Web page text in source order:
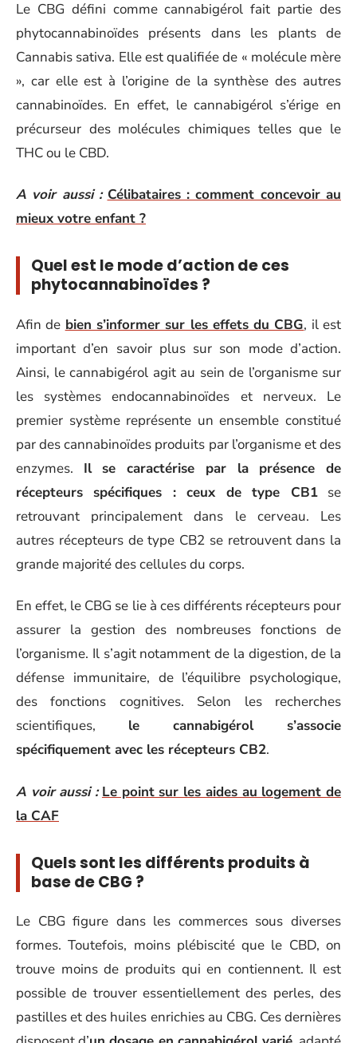
Le CBG défini comme cannabigérol fait partie des
phytocannabinoïdes présents dans les plants de
Cannabis sativa. Elle est qualifiée de « molécule mère
», car elle est à l’origine de la synthèse des autres
cannabinoïdes. En effet, le cannabigérol s’érige en
précurseur des molécules chimiques telles que le
THC ou le CBD.
A voir aussi : Célibataires : comment concevoir au
mieux votre enfant ?
Quel est le mode d’action de ces
phytocannabinoïdes ?
Afin de bien s’informer sur les effets du CBG, il est
important d’en savoir plus sur son mode d’action.
Ainsi, le cannabigérol agit au sein de l’organisme sur
les systèmes endocannabinoïdes et nerveux. Le
premier système représente un ensemble constitué
par des cannabinoïdes produits par l’organisme et des
enzymes. Il se caractérise par la présence de
récepteurs spécifiques : ceux de type CB1se
retrouvant principalement dans le cerveau. Les
autres récepteurs de type CB2 se retrouvent dans la
grande majorité des cellules du corps.
En effet, le CBG se lie à ces différents récepteurs pour
assurer la gestion des nombreuses fonctions de
l’organisme. Il s’agit notamment de la digestion, de la
défense immunitaire, de l’équilibre psychologique,
des fonctions cognitives. Selon les recherches
scientifiques, le cannabigérol s’associe
spécifiquement avec les récepteurs CB2.
A voir aussi : Le point sur les aides au logement de
la CAF
Quels sont les différents produits à
base de CBG ?
Le CBG figure dans les commerces sous diverses
formes. Toutefois, moins plébiscité que le CBD, on
trouve moins de produits qui en contiennent. Il est
possible de trouver essentiellement des perles, des
pastilles et des huiles enrichies au CBG. Ces dernières